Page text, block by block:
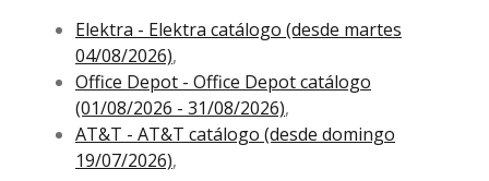
Elektra - Elektra catálogo (desde martes
04/08/2026),
Office Depot - Office Depot catálogo
(01/08/2026 - 31/08/2026),
AT&T - AT&T catálogo (desde domingo
19/07/2026),